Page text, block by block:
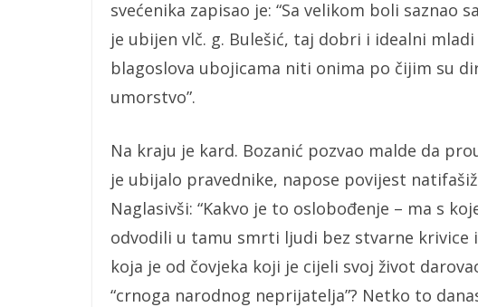
svećenika zapisao je: “Sa velikom boli saznao
je ubijen vlč. g. Bulešić, taj dobri i idealni
blagoslova ubojicama niti onima po čijim su
umorstvo”.
Na kraju je kard. Bozanić pozvao malde da
je ubijalo pravednike, napose povijest
Naglasivši: “Kakvo je to oslobođenje – ma s
odvodili u tamu smrti ljudi bez stvarne krivice
koja je od čovjeka koji je cijeli svoj život
“crnoga narodnog neprijatelja”? Netko to